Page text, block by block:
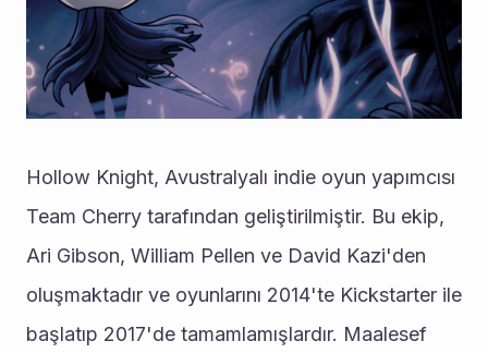
Hollow Knight, Avustralyalı indie oyun yapımcısı
Team Cherry tarafından geliştirilmiştir. Bu ekip,
Ari Gibson, William Pellen ve David Kazi'den
oluşmaktadır ve oyunlarını 2014'te Kickstarter ile
başlatıp 2017'de tamamlamışlardır. Maalesef